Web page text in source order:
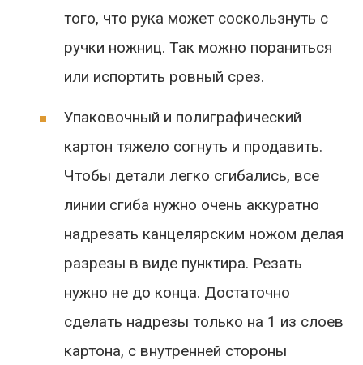
того, что рука может соскользнуть с
ручки ножниц. Так можно пораниться
или испортить ровный срез.
Упаковочный и полиграфический
картон тяжело согнуть и продавить.
Чтобы детали легко сгибались, все
линии сгиба нужно очень аккуратно
надрезать канцелярским ножом делая
разрезы в виде пунктира. Резать
нужно не до конца. Достаточно
сделать надрезы только на 1 из слоев
картона, с внутренней стороны